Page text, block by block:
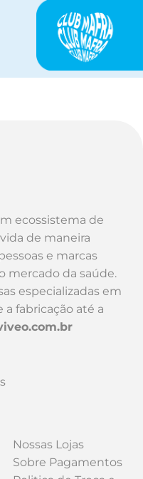
ecossistema de
de maneira
e marcas
mercado da saúde.
especializadas em
a fabricação até a
Nossas Lojas
Sobre Pagamentos